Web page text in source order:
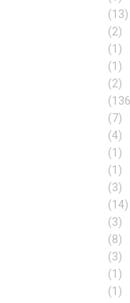
(13)
(2)
(1)
(1)
(2)
(7)
(4)
(1)
(1)
(3)
(14)
(3)
(8)
(3)
(1)
(1)